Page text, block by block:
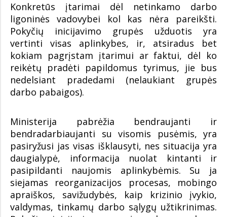
Konkretūs įtarimai dėl netinkamo darbo
ligoninės vadovybei kol kas nėra pareikšti.
Pokyčių inicijavimo grupės užduotis yra
vertinti visas aplinkybes, ir, atsiradus bet
kokiam pagrįstam įtarimui ar faktui, dėl ko
reikėtų pradėti papildomus tyrimus, jie bus
nedelsiant pradedami (nelaukiant grupės
darbo pabaigos).
Ministerija pabrėžia bendraujanti ir
bendradarbiaujanti su visomis pusėmis, yra
pasiryžusi jas visas išklausyti, nes situacija yra
daugialypė, informacija nuolat kintanti ir
pasipildanti naujomis aplinkybėmis. Su ja
siejamas reorganizacijos procesas, mobingo
apraiškos, savižudybės, kaip krizinio įvykio,
valdymas, tinkamų darbo sąlygų užtikrinimas.